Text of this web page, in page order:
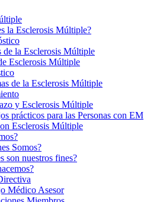
la Esclerosis Múltiple?
de la Esclerosis Múltiple
Esclerosis Múltiple
de la Esclerosis Múltiple
y Esclerosis Múltiple
prácticos para las Personas con EM
Esclerosis Múltiple
Somos?
son nuestros fines?
Médico Asesor